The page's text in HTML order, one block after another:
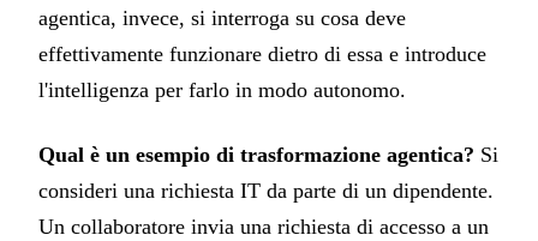
agentica, invece, si interroga su cosa deve
effettivamente funzionare dietro di essa e introduce
l'intelligenza per farlo in modo autonomo.
Qual è un esempio di trasformazione agentica? Si
consideri una richiesta IT da parte di un dipendente.
Un collaboratore invia una richiesta di accesso a un